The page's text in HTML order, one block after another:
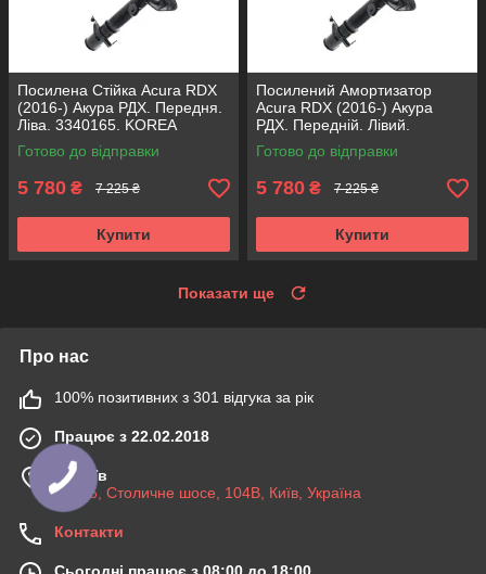
Посилена Стійка Acura RDX
(2016-) Акура РДХ. Передня.
Ліва. 3340165. KOREA
Аксусс!
Готово до відправки
5 780 ₴ 7 225 ₴
Купити
Посилений Амортизатор
Acura RDX (2016-) Акура
РДХ. Передній. Лівий.
3340165. KOREA Аксусс!
Готово до відправки
5 780 ₴ 7 225 ₴
Купити
Показати ще
Про нас
100% позитивних з 301 відгука за рік
Працює з 22.02.2018
м. Київ
03045, Столичне шосе, 104B, Київ, Україна
Контакти